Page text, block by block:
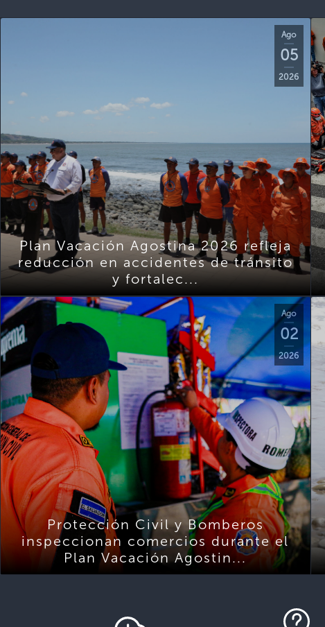
Ago
05
2026
Plan Vacación Agostina 2026 refleja
reducción en accidentes de tránsito
y fortalec...
Ago
02
2026
Protección Civil y Bomberos
inspeccionan comercios durante el
Plan Vacación Agostin...